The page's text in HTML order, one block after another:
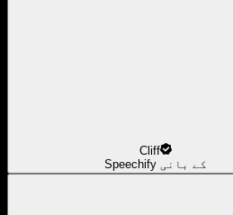
Cliff
Speechify کے بانی